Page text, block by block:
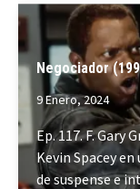
Negociador
9 Enero, 2024
Ep. 117. F. Gary
Kevin Spacey
de suspense e